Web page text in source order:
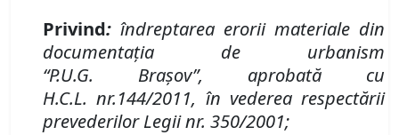
Privind: îndreptarea erorii materiale din
documentaţia de urbanism
“P.U.G. Braşov”, aprobată cu
H.C.L. nr.144/2011, în vederea respectării
prevederilor Legiinr. 350/2001;